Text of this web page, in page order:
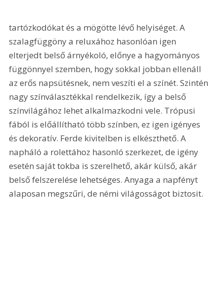
tartózkodókat és a mögötte lévő helyiséget. A
szalagfüggöny a reluxához hasonlóan igen
elterjedt belső árnyékoló, előnye a hagyományos
függönnyel szemben, hogy sokkal jobban ellenáll
az erős napsütésnek, nem veszíti el a színét. Szintén
nagy színválasztékkal rendelkezik, így a belső
színvilágához lehet alkalmazkodni vele. Trópusi
fából is előállítható több színben, ez igen igényes
és dekoratív. Ferde kivitelben is elkészthető. A
napháló a rolettához hasonló szerkezet, de igény
esetén saját tokba is szerelhető, akár külső, akár
belső felszerelése lehetséges. Anyaga a napfényt
alaposan megszűri, de némi világosságot biztosit.